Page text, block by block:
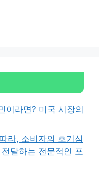
이라면? 미국 시장의
라, 소비자의 호기심
달하는 전문적인 포